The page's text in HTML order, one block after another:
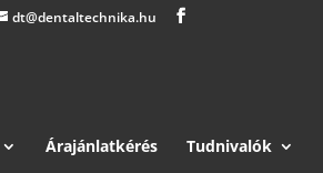
dt@dentaltechnika.hu
Árajánlatkérés Tudnivalók